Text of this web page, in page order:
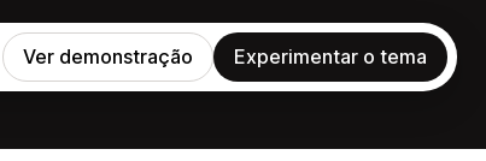
Ver demonstração Experimentar o tema